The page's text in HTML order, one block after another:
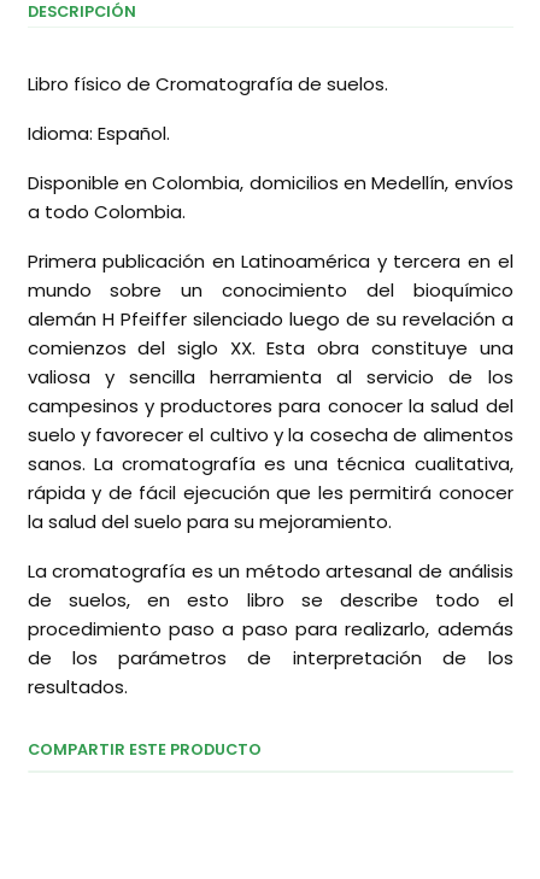
DESCRIPCIÓN
Libro físico de Cromatografía de suelos.
Idioma: Español.
Disponible en Colombia, domicilios en Medellín, envíos
a todo Colombia.
Primera publicación en Latinoamérica y tercera en el
mundo sobre un conocimiento del bioquímico
alemán H Pfeiffer silenciado luego de su revelación a
comienzos del siglo XX. Esta obra constituye una
valiosa y sencilla herramienta al servicio de los
campesinos y productores para conocer la salud del
suelo y favorecer el cultivo y la cosecha de alimentos
sanos. La cromatografía es una técnica cualitativa,
rápida y de fácil ejecución que les permitirá conocer
la salud del suelo para su mejoramiento.
La cromatografía es un método artesanal de análisis
de suelos, en esto libro se describe todo el
procedimiento paso a paso para realizarlo, además
de los parámetros de interpretación de los
resultados.
COMPARTIR ESTE PRODUCTO